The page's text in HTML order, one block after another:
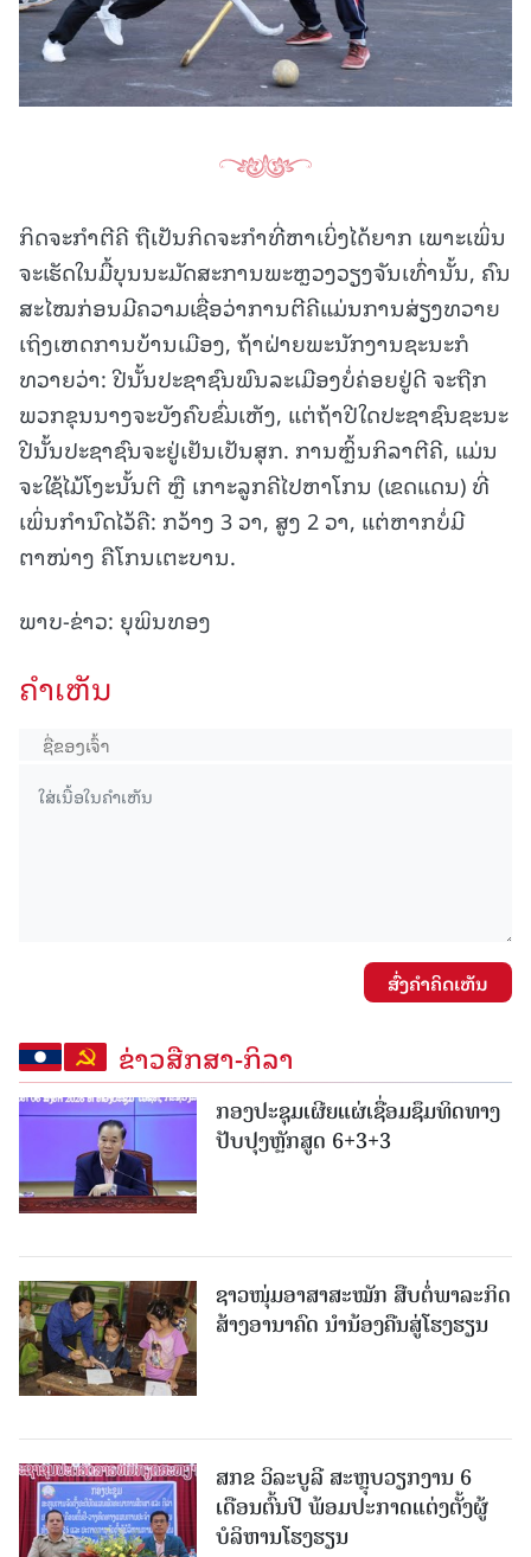
ກິດຈະກຳຕີຄີ ຖືເປັນກິດຈະກໍາທີ່ຫາເບິ່ງໄດ້ຍາກ ເພາະເພິ່ນ
ຈະເຮັດໃນມື້ບຸນນະມັດສະການພະຫຼວງວຽງຈັນເທົ່ານັ້ນ, ຄົນ
ສະໄໝກ່ອນມີຄວາມເຊື່ອວ່າການຕີຄີແມ່ນການສ່ຽງທວາຍ
ເຖິງເຫດການບ້ານເມືອງ, ຖ້າຝ່າຍພະນັກງານຊະນະກໍ
ທວາຍວ່າ: ປີນັ້ນປະຊາຊົນພົນລະເມືອງບໍ່ຄ່ອຍຢູ່ດີ ຈະຖືກ
ພວກຂຸນນາງຈະບັງຄົບຂົ່ມເຫັງ, ແຕ່ຖ້າປີໃດປະຊາຊົນຊະນະ
ປີນັ້ນປະຊາຊົນຈະຢູ່ເຢັນເປັນສຸກ. ການຫຼິ້ນກິລາຕີຄີ, ແມ່ນ
ຈະໃຊ້ໄມ້ໂງະນັ້ນຕີ ຫຼື ເກາະລູກຄີໄປຫາໂກນ (ເຂດແດນ) ທີ່
ເພິ່ນກຳນົດໄວ້ຄື: ກວ້າງ 3 ວາ, ສູງ 2 ວາ, ແຕ່ຫາກບໍ່ມີ
ຕາໜ່າງ ຄືໂກນເຕະບານ.
ພາບ-ຂ່າວ: ຍຸພິນທອງ
ຄໍາເຫັນ
ສົ່ງຄໍາຄິດເຫັນ
ຂ່າວສືກສາ-ກິລາ
ກອງປະຊຸມເຜີຍແຜ່ເຊື່ອມຊຶມທິດທາງ
ປັບປຸງຫຼັກສູດ 6+3+3
ຊາວໜຸ່ມອາສາສະໝັກ ສືບຕໍ່ພາລະກິດ
ສ້າງອານາຄົດ ນໍານ້ອງຄືນສູ່ໂຮງຮຽນ
ສກຂ ວິລະບູລີ ສະຫຼຸບວຽກງານ 6
ເດືອນຕົ້ນປີ ພ້ອມປະກາດແຕ່ງຕັ້ງຜູ້
ບໍລິຫານໂຮງຮຽນ